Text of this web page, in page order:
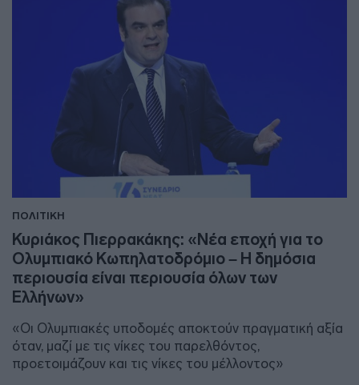
ΠΟΛΙΤΙΚΗ
Κυριάκος Πιερρακάκης: «Νέα εποχή για το
Ολυμπιακό Κωπηλατοδρόμιο – Η δημόσια
περιουσία είναι περιουσία όλων των
Ελλήνων»
«Οι Ολυμπιακές υποδομές αποκτούν πραγματική αξία
όταν, μαζί με τις νίκες του παρελθόντος,
προετοιμάζουν και τις νίκες του μέλλοντος»